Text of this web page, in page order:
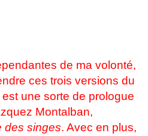
de ma volonté,
ces trois versions du
une sorte de prologue
Montalban,
des singes. Avec en plus,